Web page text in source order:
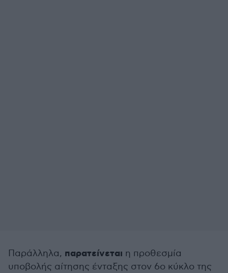
Παράλληλα, παρατείνεται η προθεσμία
υποβολής αίτησης ένταξης στον 6ο κύκλο της